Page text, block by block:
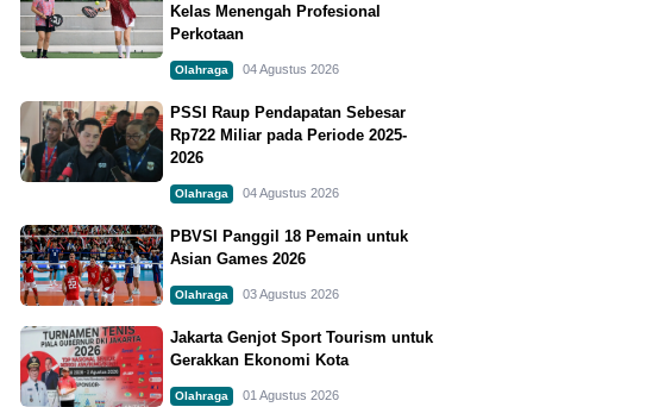
Kelas Menengah Profesional
Perkotaan
Olahraga 04 Agustus 2026
PSSI Raup Pendapatan Sebesar
Rp722 Miliar pada Periode 2025-
2026
Olahraga 04 Agustus 2026
PBVSI Panggil 18 Pemain untuk
Asian Games 2026
Olahraga 03 Agustus 2026
Jakarta Genjot Sport Tourism untuk
Gerakkan Ekonomi Kota
Olahraga 01 Agustus 2026